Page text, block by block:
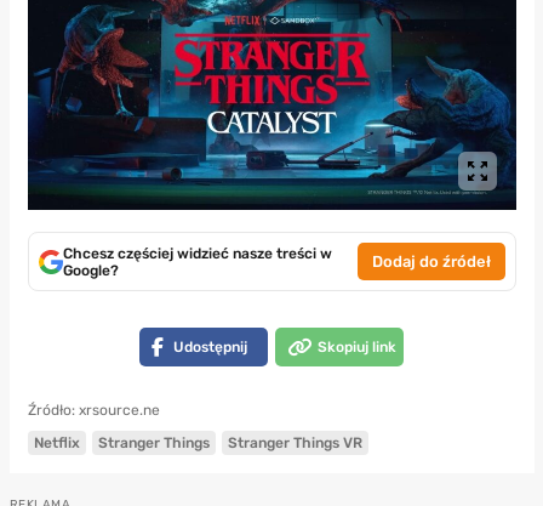
Chcesz częściej widzieć nasze treści w
Google?
Dodaj do źródeł
Udostępnij Skopiuj link
Źródło: xrsource.ne
Netflix
Stranger Things Stranger Things VR